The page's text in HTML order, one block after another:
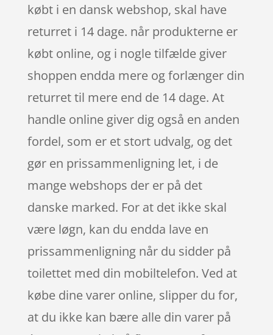
købt i en dansk webshop, skal have
returret i 14 dage. når produkterne er
købt online, og i nogle tilfælde giver
shoppen endda mere og forlænger din
returret til mere end de 14 dage. At
handle online giver dig også en anden
fordel, som er et stort udvalg, og det
gør en prissammenligning let, i de
mange webshops der er på det
danske marked. For at det ikke skal
være løgn, kan du endda lave en
prissammenligning når du sidder på
toilettet med din mobiltelefon. Ved at
købe dine varer online, slipper du for,
at du ikke kan bære alle din varer på